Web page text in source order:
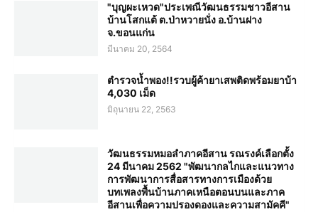
"บุญผะเหวด"ประเพณีวัฒนธรรมชาวอีสาน
บ้านโสกแต้ ต.ป่าหวายนั่ง อ.บ้านฝาง
จ.ขอนแก่น
มีนาคม 20, 2564
ตำรวจน้ำพอง!!รวบผู้ค้ายาเสพติดพร้อมยาบ้า
4,030 เม็ด
มิถุนายน 22, 2563
วัฒนธรรมหมอลำภาคอีสาน รณรงค์เลือกตั้ง
24 มีนาคม 2562 "พัฒนากลไกและแนวทาง
การพัฒนาการสื่อสารทางการเมืองด้วย
บทเพลงพื้นบ้านภาคเหนือตอนบนและภาค
อีสานเพื่อความปรองดองและความสามัคคี"